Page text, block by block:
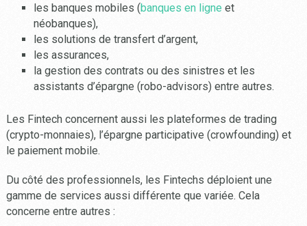
les banques mobiles (banques en ligne et
néobanques),
les solutions de transfert d’argent,
les assurances,
la gestion des contrats ou des sinistres et les
assistants d’épargne (robo-advisors) entre autres.
Les Fintech concernent aussi les plateformes de trading
(crypto-monnaies), l’épargne participative (crowfounding) et
le paiement mobile.
Du côté des professionnels, les Fintechs déploient une
gamme de services aussi différente que variée. Cela
concerne entre autres :